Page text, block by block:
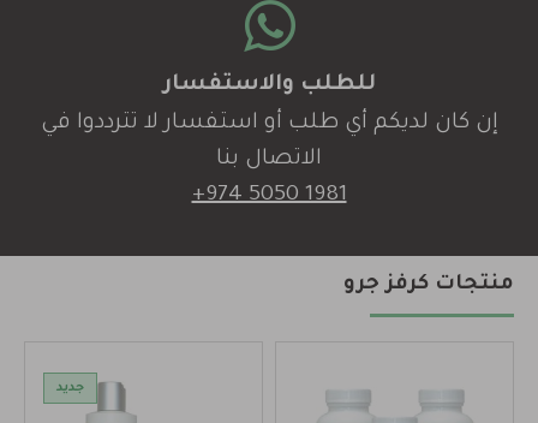
للطلب والاستفسار
إن كان لديكم أي طلب أو استفسار لا تترددوا في
الاتصال بنا
+974 5050 1981
منتجات كرفز جرو
جديد